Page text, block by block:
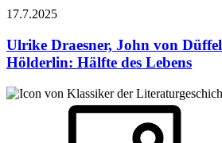
17.7.2025
Ulrike Draesner, John von Düffel
Hölderlin: Hälfte des Lebens